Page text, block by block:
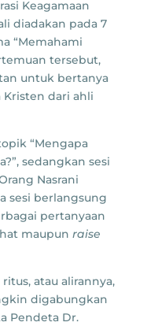
Keagamaan
diadakan pada 7
“Memahami
tersebut,
untuk bertanya
Kristen dari ahli
“Mengapa
sedangkan sesi
Nasrani
sesi berlangsung
pertanyaan
maupun raise
atau alirannya,
digabungkan
Pendeta Dr.